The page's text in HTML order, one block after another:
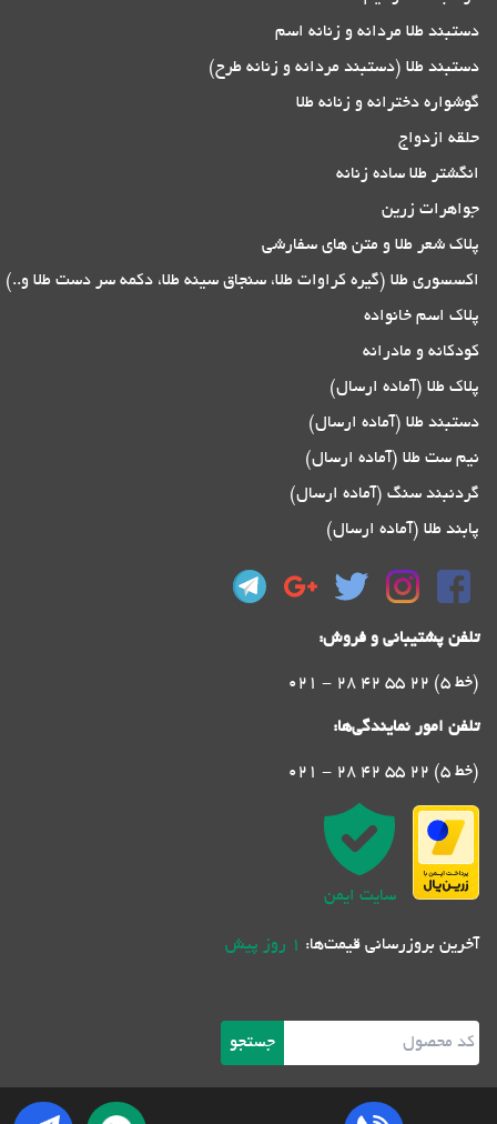
دستبند طلا مردانه و زنانه اسم
دستبند طلا (دستبند مردانه و زنانه طرح)
گوشواره دخترانه و زنانه طلا
حلقه ازدواج
انگشتر طلا ساده زنانه
جواهرات زرین
پلاک شعر طلا و متن های سفارشی
اکسسوری طلا (گیره کراوات طلا، سنجاق سینه طلا، دکمه سر دست طلا و..)
پلاک اسم خانواده
کودکانه و مادرانه
پلاک طلا (آماده ارسال)
دستبند طلا (آماده ارسال)
نیم ست طلا (آماده ارسال)
گردنبند سنگ (آماده ارسال)
پابند طلا (آماده ارسال)
تلفن پشتیبانی و فروش:
021 - 28 42 55 22 (5 خط)
تلفن امور نمایندگی‌ها:
021 - 28 42 55 22 (5 خط)
سایت ایمن
آخرین بروزرسانی قیمت‌ها: 1 روز پیش
جستجو